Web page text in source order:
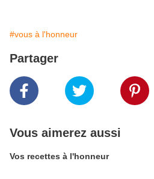
#vous à l'honneur
Partager
Vous aimerez aussi
Vos recettes à l'honneur